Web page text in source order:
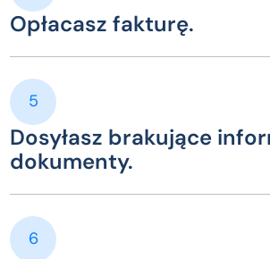
Opłacasz fakturę.
5
Dosyłasz brakujące
dokumenty.
6